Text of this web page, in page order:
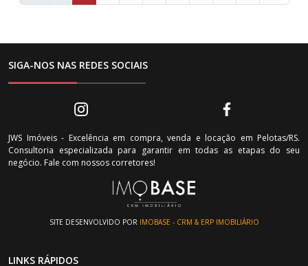
SIGA-NOS NAS REDES SOCIAIS
JWS Imóveis - Excelência em compra, venda e locação em Pelotas/RS.
Consultoria especializada para garantir em todas as etapas do seu
negócio. Fale com nossos corretores!
SITE DESENVOLVIDO POR IMOBASE - CRM & ERP IMOBILIÁRIO
LINKS RÁPIDOS